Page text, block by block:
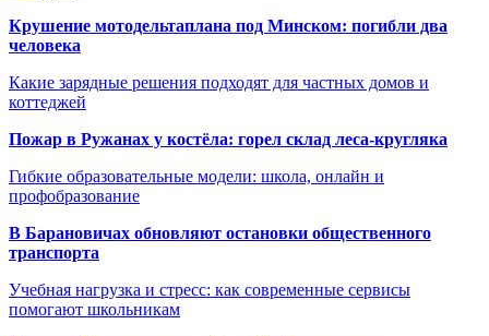
Крушение мотодельтаплана под Минском: погибли два
человека
Какие зарядные решения подходят для частных домов и
коттеджей
Пожар в Ружанах у костёла: горел склад леса-кругляка
Гибкие образовательные модели: школа, онлайн и
профобразование
В Барановичах обновляют остановки общественного
транспорта
Учебная нагрузка и стресс: как современные сервисы
помогают школьникам